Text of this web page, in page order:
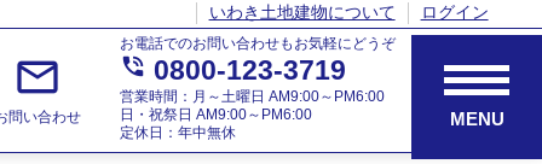
いわき土地建物について ログイン
MENU
mail_outline
問い合わせ
お電話でのお問い合わせもお気軽にどうぞ
phone_in_talk 0800-123-3719
営業時間：月～土曜日 AM9:00～PM6:00
日・祝祭日 AM9:00～PM6:00
定休日：年中無休